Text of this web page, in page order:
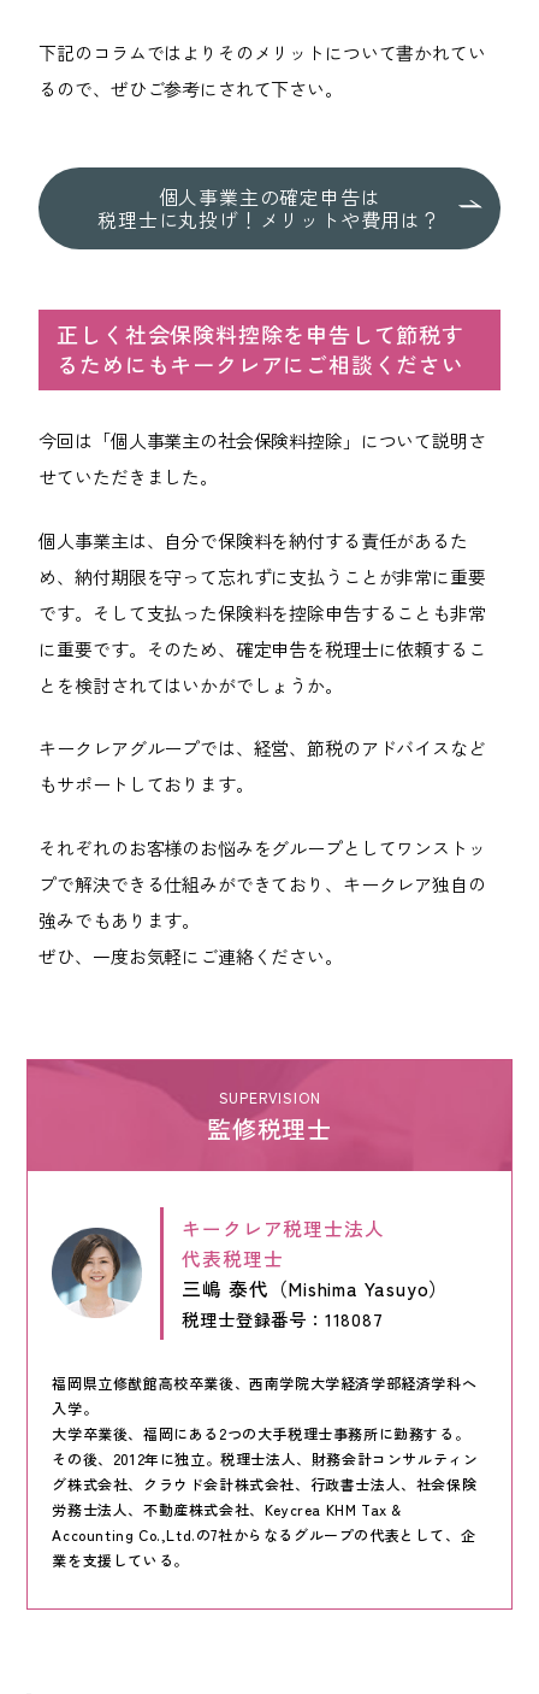
下記のコラムではよりそのメリットについて書かれてい
るので、ぜひご参考にされて下さい。
個人事業主の確定申告は
税理士に丸投げ！ メリットや費用は？
正しく社会保険料控除を申告して節税す
るためにもキークレアにご相談ください
今回は「個人事業主の社会保険料控除」について説明さ
せていただきました。
個人事業主は、自分で保険料を納付する責任があるた
め、納付期限を守って忘れずに支払うことが非常に重要
です。そして支払った保険料を控除申告することも非常
に重要です。そのため、確定申告を税理士に依頼するこ
とを検討されてはいかがでしょうか。
キークレアグループでは、経営、節税のアドバイスなど
もサポートしております。
それぞれのお客様のお悩みをグループとしてワンストッ
プで解決できる仕組みができており、キークレア独自の
強みでもあります。
ぜひ、一度お気軽にご連絡ください。
SUPERVISION
監修税理士
キークレア税理士法人
代表税理士
三嶋 泰代（Mishima Yasuyo）
税理士登録番号：118087
福岡県立修猷館高校卒業後、西南学院大学経済学部経済学科へ
入学。
大学卒業後、福岡にある2つの大手税理士事務所に勤務する。
その後、2012年に独立。税理士法人、財務会計コンサルティン
グ株式会社、クラウド会計株式会社、行政書士法人、社会保険
労務士法人、不動産株式会社、Keycrea KHM Tax &
Accounting Co.,Ltd.の7社からなるグループの代表として、企
業を支援している。